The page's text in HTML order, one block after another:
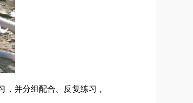
并分组配合、反复练习，